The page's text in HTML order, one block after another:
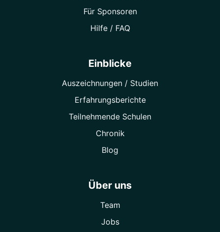
Für Sponsoren
Hilfe / FAQ
Einblicke
Auszeichnungen / Studien
Erfahrungsberichte
Teilnehmende Schulen
Chronik
Blog
Über uns
Team
Jobs